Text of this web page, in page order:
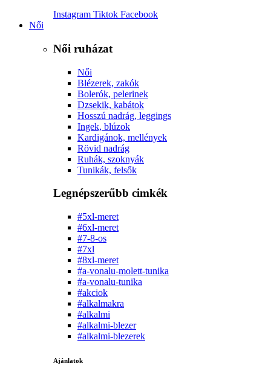
Instagram Tiktok Facebook
Női
Női ruházat
Női
Blézerek, zakók
Bolerók, pelerinek
Dzsekik, kabátok
Hosszú nadrág, leggings
Ingek, blúzok
Kardigánok, mellények
Rövid nadrág
Ruhák, szoknyák
Tunikák, felsők
Legnépszerűbb cimkék
#5xl-meret
#6xl-meret
#7-8-os
#7xl
#8xl-meret
#a-vonalu-molett-tunika
#a-vonalu-tunika
#akciok
#alkalmakra
#alkalmi
#alkalmi-blezer
#alkalmi-blezerek
Ajánlatok